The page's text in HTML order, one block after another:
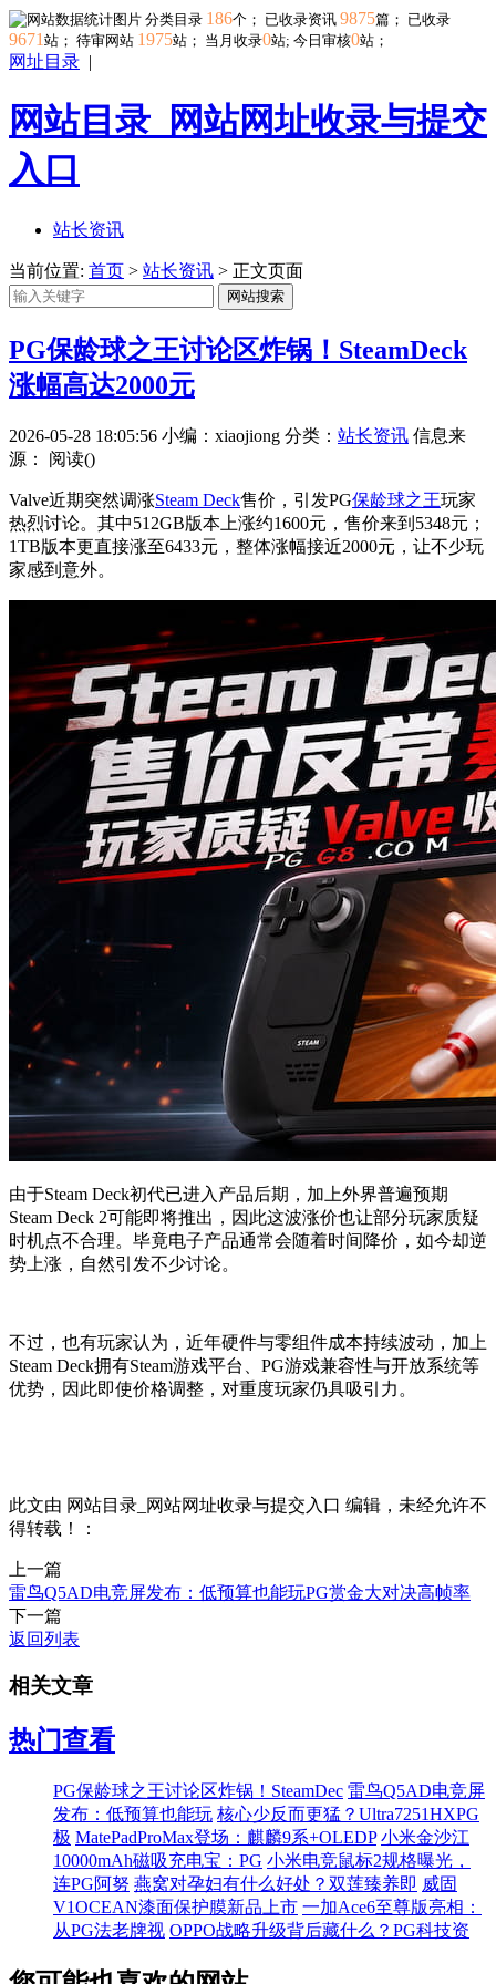
分类目录 186个； 已收录资讯 9875篇； 已收录
9671 站； 待审网站 1975站； 当月收录0站; 今日审核0站；
网址目录 |
网站目录_网站网址收录与提交
入口
站长资讯
当前位置: 首页 > 站长资讯 > 正文页面
网站搜索
PG保龄球之王讨论区炸锅！SteamDeck
涨幅高达2000元
2026-05-28 18:05:56 小编：xiaojiong 分类： 站长资讯 信息来
源：
阅读()
Valve近期突然调涨Steam Deck售价，引发PG保龄球之王玩家
热烈讨论。其中512GB版本上涨约1600元，售价来到5348元；
1TB版本更直接涨至6433元，整体涨幅接近2000元，让不少玩
家感到意外。
由于Steam Deck初代已进入产品后期，加上外界普遍预期
Steam Deck 2可能即将推出，因此这波涨价也让部分玩家质疑
时机点不合理。毕竟电子产品通常会随着时间降价，如今却逆
势上涨，自然引发不少讨论。
不过，也有玩家认为，近年硬件与零组件成本持续波动，加上
Steam Deck拥有Steam游戏平台、PG游戏兼容性与开放系统等
优势，因此即使价格调整，对重度玩家仍具吸引力。
此文由 网站目录_网站网址收录与提交入口 编辑，未经允许不
得转载！：
上一篇
雷鸟Q5AD电竞屏发布：低预算也能玩PG赏金大对决高帧率
下一篇
返回列表
相关文章
热门查看
PG保龄球之王讨论区炸锅！SteamDec 雷鸟Q5AD电竞屏
发布：低预算也能玩 核心少反而更猛？Ultra7251HXPG
极 MatePadProMax登场：麒麟9系+OLEDP 小米金沙江
10000mAh磁吸充电宝：PG 小米电竞鼠标2规格曝光，
连PG阿努 燕窝对孕妇有什么好处？双莲臻养即 威固
V1OCEAN漆面保护膜新品上市 一加Ace6至尊版亮相：
从PG法老牌视 OPPO战略升级背后藏什么？PG科技资